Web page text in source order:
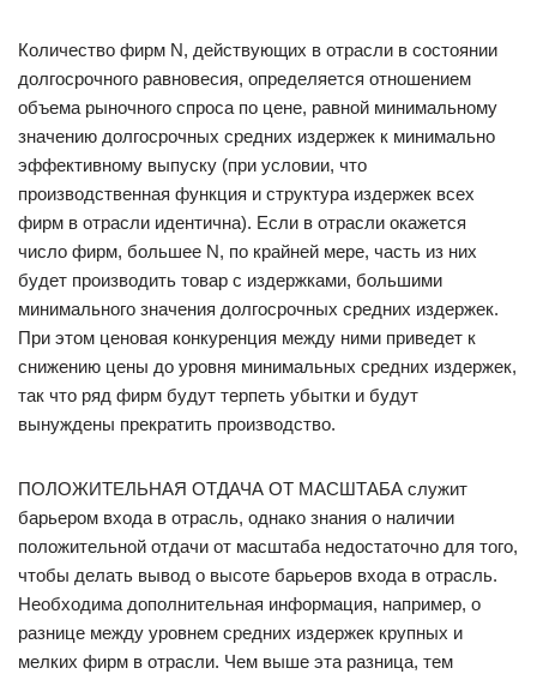
Количество фирм N, действующих в отрасли в состоянии
долгосрочного равновесия, определяется отношением
объема рыночного спроса по цене, равной минимальному
значению долгосрочных средних издержек к минимально
эффективному выпуску (при условии, что
производственная функция и структура издержек всех
фирм в отрасли идентична). Если в отрасли окажется
число фирм, большее N, по крайней мере, часть из них
будет производить товар с издержками, большими
минимального значения долгосрочных средних издержек.
При этом ценовая конкуренция между ними приведет к
снижению цены до уровня минимальных средних издержек,
так что ряд фирм будут терпеть убытки и будут
вынуждены прекратить производство.
ПОЛОЖИТЕЛЬНАЯ ОТДАЧА ОТ МАСШТАБА служит
барьером входа в отрасль, однако знания о наличии
положительной отдачи от масштаба недостаточно для того,
чтобы делать вывод о высоте барьеров входа в отрасль.
Необходима дополнительная информация, например, о
разнице между уровнем средних издержек крупных и
мелких фирм в отрасли. Чем выше эта разница, тем